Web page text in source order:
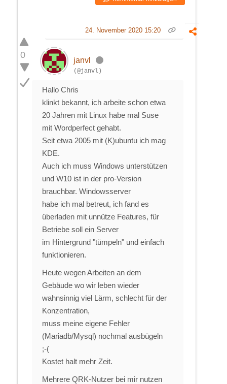
0
24. November 2020 15:20
janvl
(@janvl)
Hallo Chris
klinkt bekannt, ich arbeite schon etwa
20 Jahren mit Linux habe mal Suse
mit Wordperfect gehabt.
Seit etwa 2005 mit (K)ubuntu ich mag
KDE.
Auch ich muss Windows unterstützen
und W10 ist in der pro-Version
brauchbar. Windowsserver
habe ich mal betreut, ich fand es
überladen mit unnütze Features, für
Betriebe soll ein Server
im Hintergrund "tümpeln" und einfach
funktionieren.
Heute wegen Arbeiten an dem
Gebäude wo wir leben wieder
wahnsinnig viel Lärm, schlecht für der
Konzentration,
muss meine eigene Fehler
(Mariadb/Mysql) nochmal ausbügeln
;-(
Kostet halt mehr Zeit.
Mehrere QRK-Nutzer bei mir nutzen